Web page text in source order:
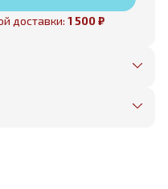
доставки: 1 500 ₽
в пределах КАД